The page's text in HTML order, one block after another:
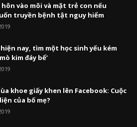
vào môi và mặt trẻ con nếu
truyền bệnh tật nguy hiểm
nay, tìm một học sinh yếu kém
kim đáy bể’
khoe giấy khen lên Facebook: Cuộc
của bố mẹ?